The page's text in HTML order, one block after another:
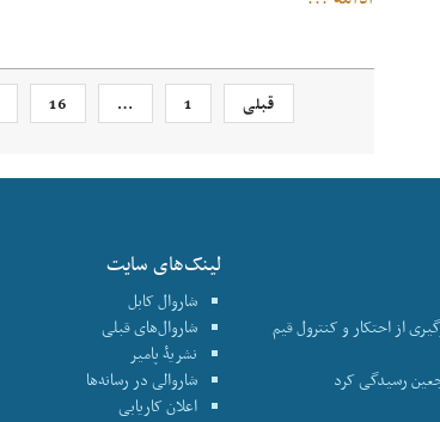
قبلی 1
…
16
کمیسیون جلوگیری از احتکار و کنترول قیم
رسیدگی کرد
لینک‌های سایت
شاروال کابل
شاروال‌های قبلی
نشریۀ پامیر
شاروالی در رسانه‌ها
اعلان کاریابی